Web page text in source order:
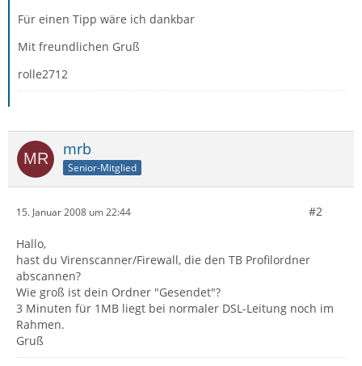
Für einen Tipp wäre ich dankbar
Mit freundlichen Gruß
rolle2712
mrb
Senior-Mitglied
15. Januar 2008 um 22:44 #2
Hallo,
hast du Virenscanner/Firewall, die den TB Profilordner
abscannen?
Wie groß ist dein Ordner "Gesendet"?
3 Minuten für 1MB liegt bei normaler DSL-Leitung noch im
Rahmen.
Gruß